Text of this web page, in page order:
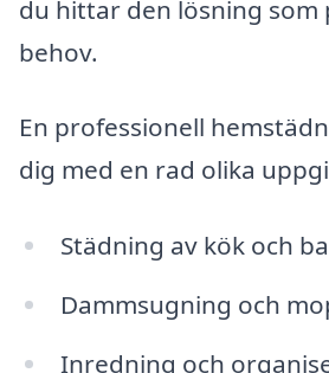
du hittar den lösning som
behov.
En professionell
dig med en rad olika
Städning av kök och
Dammsugning och
Inredning och